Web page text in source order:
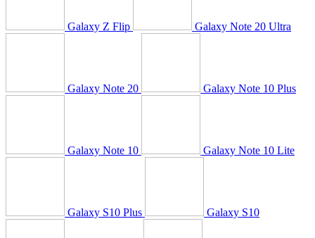
Galaxy Z Flip Galaxy Note 20 Ultra
Galaxy Note 20 Galaxy Note 10 Plus
Galaxy Note 10 Galaxy Note 10 Lite
Galaxy S10 Plus Galaxy S10